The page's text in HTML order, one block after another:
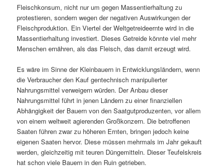
Fleischkonsum, nicht nur um gegen Massentierhaltung zu
protestieren, sondern wegen der negativen Auswirkungen der
Fleischproduktion. Ein Viertel der Weltgetreideernte wird in die
Massentierhaltung investiert. Dieses Getreide könnte viel mehr
Menschen ernähren, als das Fleisch, das damit erzeugt wird.
Es wäre im Sinne der Kleinbauern in Entwicklungsländern, wenn
die Verbraucher den Kauf gentechnisch manipulierter
Nahrungsmittel verweigern würden. Der Anbau dieser
Nahrungsmittel führt in jenen Ländern zu einer finanziellen
Abhängigkeit der Bauern von den Saatgutproduzenten, vor allem
von einem weltweit agierenden Großkonzern. Die betroffenen
Saaten führen zwar zu höheren Ernten, bringen jedoch keine
eigenen Saaten hervor. Diese müssen mehrmals im Jahr gekauft
werden, gleichzeitig mit teuren Düngemitteln. Dieser Teufelskreis
hat schon viele Bauern in den Ruin getrieben.